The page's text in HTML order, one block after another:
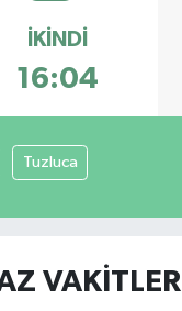
İKINDI
16:04
Tuzluca
VAKITLERI